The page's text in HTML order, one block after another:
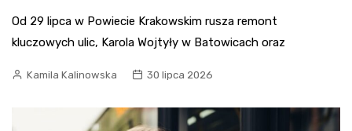
Od 29 lipca w Powiecie Krakowskim rusza remont
kluczowych ulic, Karola Wojtyły w Batowicach oraz
Kamila Kalinowska 30 lipca 2026